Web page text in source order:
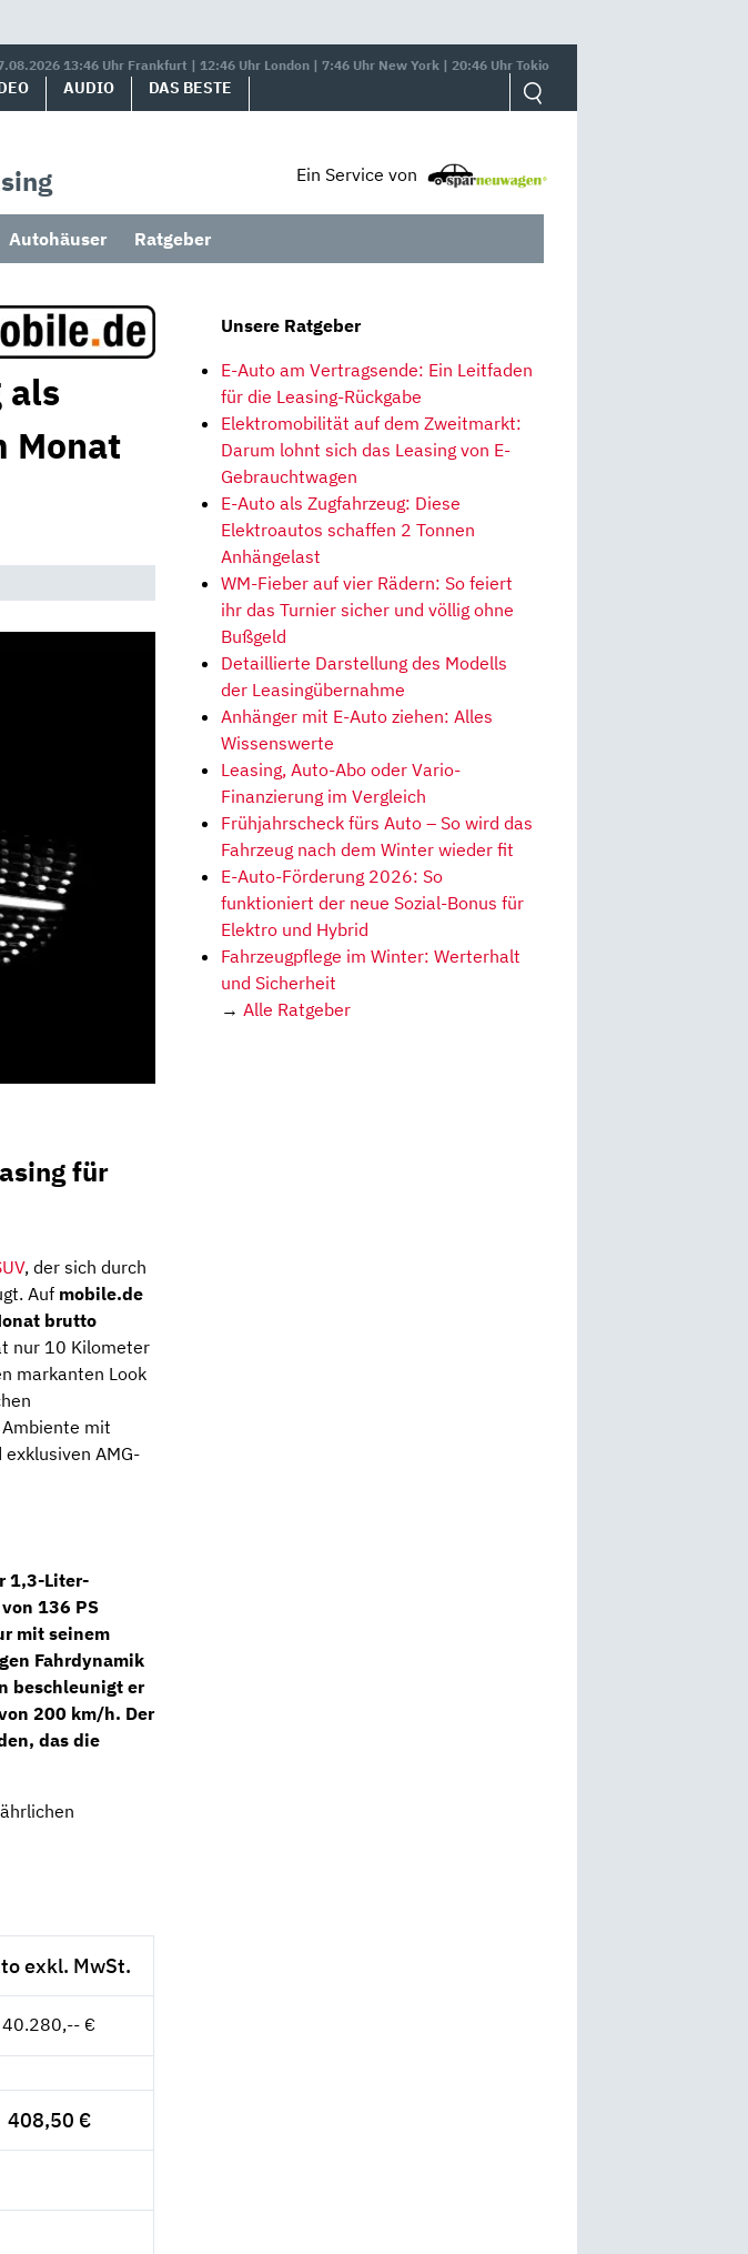
13:46 Uhr Frankfurt | 12:46 Uhr London | 7:46 Uhr New York | 20:46 Uhr Tokio
AUDIO DAS BESTE
Ein Service von
Autohäuser Ratgeber
als
Monat
für
, der sich durch
Auf mobile.de
brutto
nur 10 Kilometer
markanten Look
mit
AMG-
1,3-Liter-
136 PS
mit seinem
Fahrdynamik
beschleunigt er
200 km/h. Der
das die
exkl. MwSt.
40.280,-- €
408,50 €
Unsere Ratgeber
E-Auto am Vertragsende: Ein Leitfaden
für die Leasing-Rückgabe
Elektromobilität auf dem Zweitmarkt:
Darum lohnt sich das Leasing von E-
Gebrauchtwagen
E-Auto als Zugfahrzeug: Diese
Elektroautos schaffen 2 Tonnen
Anhängelast
WM-Fieber auf vier Rädern: So feiert
ihr das Turnier sicher und völlig ohne
Bußgeld
Detaillierte Darstellung des Modells
der Leasingübernahme
Anhänger mit E-Auto ziehen: Alles
Wissenswerte
Leasing, Auto-Abo oder Vario-
Finanzierung im Vergleich
Frühjahrscheck fürs Auto – So wird das
Fahrzeug nach dem Winter wieder fit
E-Auto-Förderung 2026: So
funktioniert der neue Sozial-Bonus für
Elektro und Hybrid
Fahrzeugpflege im Winter: Werterhalt
und Sicherheit
→ Alle Ratgeber